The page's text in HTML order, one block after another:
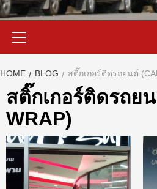
HOME BLOG สติ๊กเกอร์ติดรถยนต์
สติ๊กเกอร์ติดรถย
WRAP)